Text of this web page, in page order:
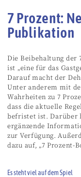
7 Prozent:
Publikation
Die Beibehaltung der
ist „eine für das
Darauf macht der
Unter anderem mit
Wahrheiten zu 7
dass die aktuelle
befristet ist. Darüber
ergänzende
zur Verfügung.
dazu auf, „7 Prozent-
Es steht viel auf dem Spiel